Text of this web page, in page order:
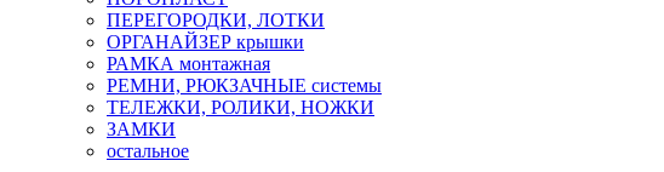
ПЕРЕГОРОДКИ, ЛОТКИ
ОРГАНАЙЗЕР крышки
РАМКА монтажная
РЕМНИ, РЮКЗАЧНЫЕ системы
ТЕЛЕЖКИ, РОЛИКИ, НОЖКИ
ЗАМКИ
остальное